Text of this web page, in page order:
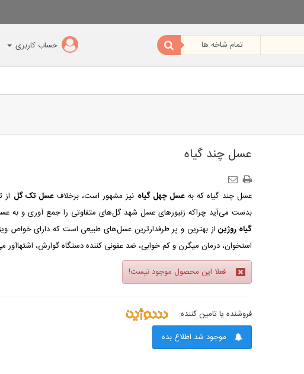
حساب کاربری
عسل چند گیاه
عسل چند گیاه که بهعسل چهل گیاه نیز مشهور است، برخلافعسل تک گل
بدست می‌آید چراکه زنبورهای عسل شهد گل‌های متفاوتی را جمع آوری و به
گیاه روژیناز بهترین و پر طرفدارترین عسل‌های طبیعی است که دارای خواص
استخوان، درمان میگرن و کم خوابی، ضد عفونی کننده دستگاه گوارش، اشتهاآور
فعلا این محصول موجود نیست!
فروشنده یا تامین کننده:
موجود شد اطلاع بده